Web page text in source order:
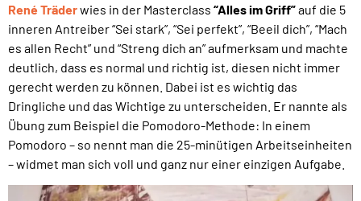
René Träderwies in der Masterclass “Alles im Griff”auf die 5
inneren Antreiber “Sei stark”, “Sei perfekt”, “Beeil dich”, “Mach
es allen Recht” und “Streng dich an” aufmerksam und machte
deutlich, dass es normal und richtig ist, diesen nicht immer
gerecht werden zu können. Dabei ist es wichtig das
Dringliche und das Wichtige zu unterscheiden. Er nannte als
Übung zum Beispiel die Pomodoro-Methode: In einem
Pomodoro – so nennt man die 25-minütigen Arbeitseinheiten
– widmet man sich voll und ganz nur einer einzigen Aufgabe.